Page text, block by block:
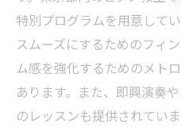
特別プログラムを用意して
スムーズにするためのフィ
ム感を強化するためのメト
あります。また、即興演奏
のレッスンも提供されてい